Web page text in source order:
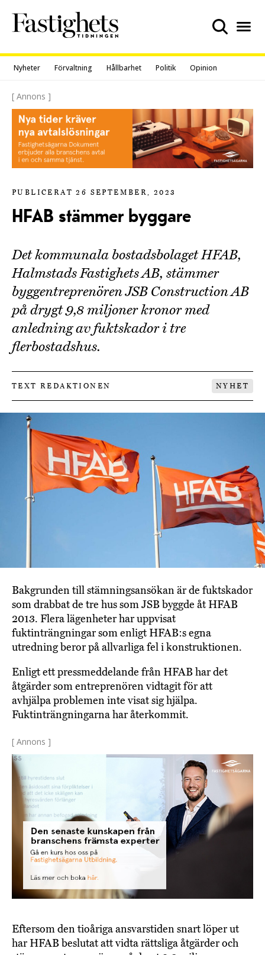
content
Nyheter Förvaltning Hållbarhet Politik Opinion
[ Annons ]
PUBLICERAT 26 SEPTEMBER, 2023
HFAB stämmer byggare
Det kommunala bostadsbolaget HFAB,
Halmstads Fastighets AB, stämmer
byggentreprenören JSB Construction AB
på drygt 9,8 miljoner kronor med
anledning av fuktskador i tre
flerbostadshus.
TEXT REDAKTIONEN NYHET
Bakgrunden till stämningsansökan är de fuktskador
som drabbat de tre hus som JSB byggde åt HFAB
2013. Flera lägenheter har uppvisat
fuktinträngningar som enligt HFAB:s egna
utredning beror på allvarliga fel i konstruktionen.
Enligt ett pressmeddelande från HFAB har det
åtgärder som entreprenören vidtagit för att
avhjälpa problemen inte visat sig hjälpa.
Fuktinträngningarna har återkommit.
[ Annons ]
Eftersom den tioåriga ansvarstiden snart löper ut
har HFAB beslutat att vidta rättsliga åtgärder och